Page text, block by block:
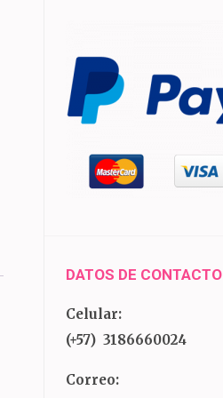
DATOS DE CONTACTO
Celular:
(+57) 3186660024
Correo: